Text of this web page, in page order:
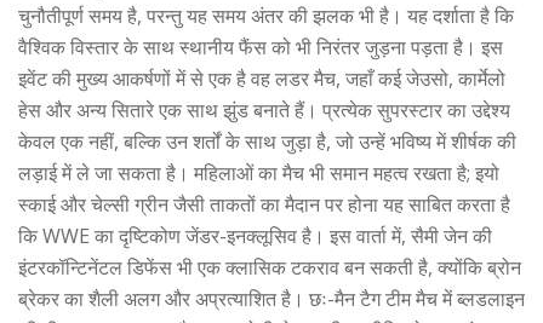
चुनौतीपूर्ण समय है, परन्तु यह समय अंतर की झलक भी है। यह दर्शाता है कि
वैश्विक विस्तार के साथ स्थानीय फैंस को भी निरंतर जुड़ना पड़ता है। इस
इवेंट की मुख्य आकर्षणों में से एक है वह लडर मैच, जहाँ कई जेउसो, कार्मेलो
हेस और अन्य सितारे एक साथ झुंड बनाते हैं। प्रत्येक सुपरस्टार का उद्देश्य
केवल एक नहीं, बल्कि उन शर्तों के साथ जुड़ा है, जो उन्हें भविष्य में शीर्षक की
लड़ाई में ले जा सकता है। महिलाओं का मैच भी समान महत्व रखता है; इयो
स्काई और चेल्सी ग्रीन जैसी ताकतों का मैदान पर होना यह साबित करता है
कि WWE का दृष्टिकोण जेंडर-इनक्लूसिव है। इस वार्ता में, सैमी जेन की
इंटरकॉन्टिनेंटल डिफेंस भी एक क्लासिक टकराव बन सकती है, क्योंकि ब्रोन
ब्रेकर का शैली अलग और अप्रत्याशित है। छः-मैन टैग टीम मैच में ब्लडलाइन